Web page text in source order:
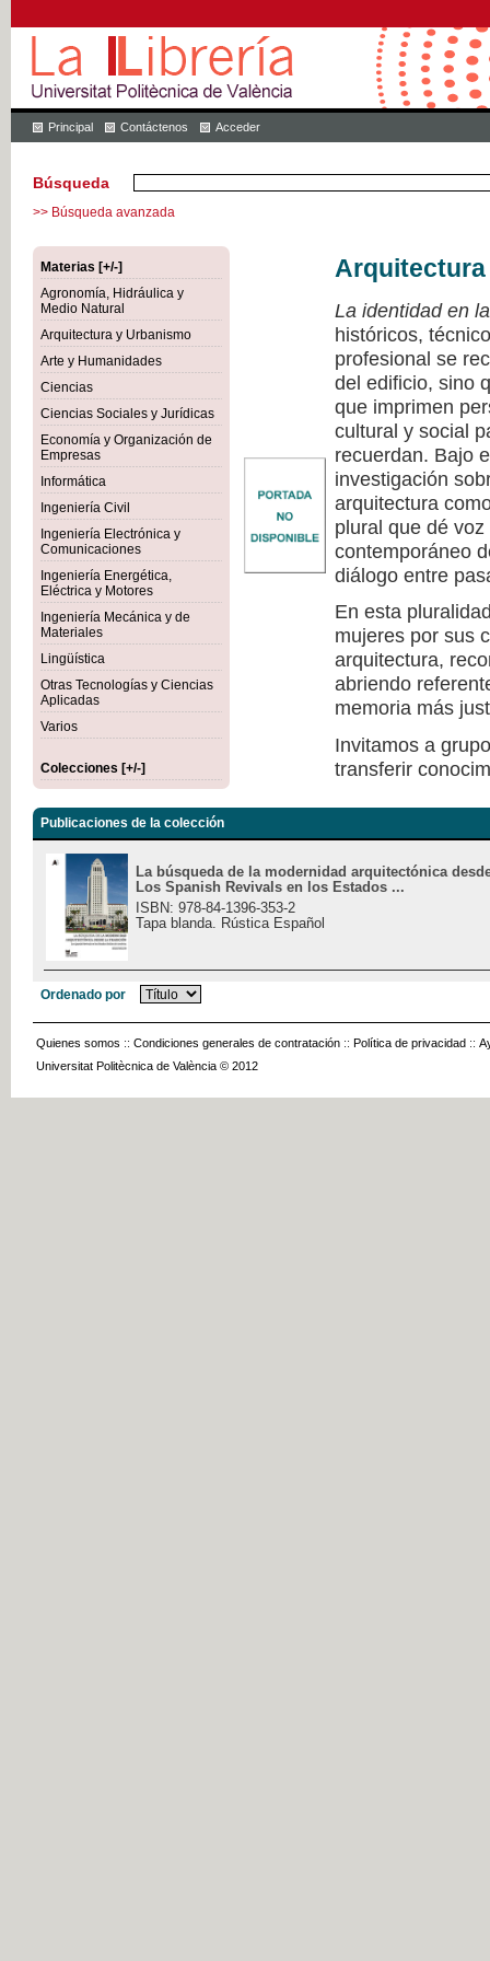
Principal Contáctenos Acceder
Búsqueda
>> Búsqueda avanzada
Materias [+/-]
Agronomía, Hidráulica y
Medio Natural
Arquitectura y Urbanismo
Arte y Humanidades
Ciencias
Ciencias Sociales y Jurídicas
Economía y Organización de
Empresas
Informática
Ingeniería Civil
Ingeniería Electrónica y
Comunicaciones
Ingeniería Energética,
Eléctrica y Motores
Ingeniería Mecánica y de
Materiales
Lingüística
Otras Tecnologías y Ciencias
Aplicadas
Varios
Colecciones [+/-]
La identidad en
históricos,
profesional se
del edificio, sino
que imprimen
cultural y social
recuerdan. Bajo
investigación
arquitectura
plural que dé
contemporáneo
diálogo entre
En esta
mujeres por sus
arquitectura,
abriendo
memoria más
Invitamos a
transferir
Publicaciones de la colección
La búsqueda de la modernidad arquitectónica
Los Spanish Revivals en los Estados ...
ISBN: 978-84-1396-353-2
Tapa blanda. Rústica Español
Ordenado por
Quienes somos :: Condiciones generales de contratación :: Política de privacidad ::
Universitat Politècnica de València © 2012